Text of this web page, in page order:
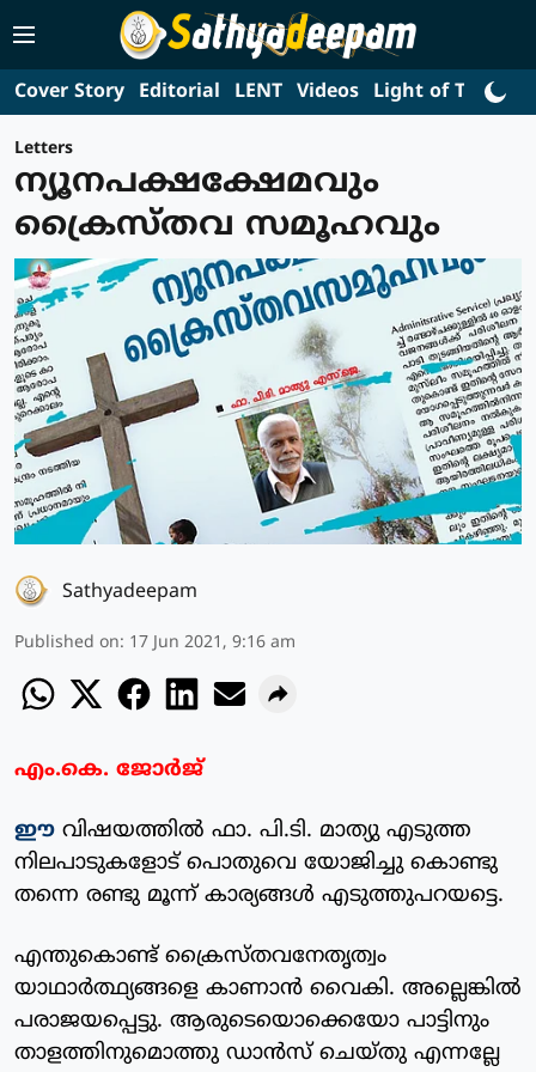
Cover Story Editorial LENT Videos Light of Truth
Letters
ന്യൂനപക്ഷക്ഷേമവും
ക്രൈസ്തവ സമൂഹവും
Sathyadeepam
Published on: 17 Jun 2021, 9:16 am
എം.കെ. ജോര്‍ജ്
ഈ വിഷയത്തില്‍ ഫാ. പി.ടി. മാത്യു എടുത്ത
നിലപാടുകളോട് പൊതുവെ യോജിച്ചു കൊണ്ടു
തന്നെ രണ്ടു മൂന്ന് കാര്യങ്ങള്‍ എടുത്തുപറയട്ടെ.
എന്തുകൊണ്ട് ക്രൈസ്തവനേതൃത്വം
യാഥാര്‍ത്ഥ്യങ്ങളെ കാണാന്‍ വൈകി. അല്ലെങ്കില്‍
പരാജയപ്പെട്ടു. ആരുടെയൊക്കെയോ പാട്ടിനും
താളത്തിനുമൊത്തു ഡാന്‍സ് ചെയ്തു എന്നല്ലേ